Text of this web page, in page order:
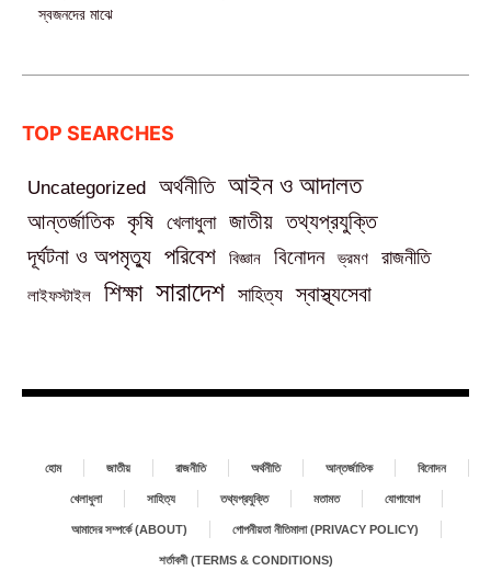
স্বজনদের মাঝে‎
TOP SEARCHES
Uncategorized অর্থনীতি আইন ও আদালত
আন্তর্জাতিক কৃষি খেলাধুলা জাতীয় তথ্যপ্রযুক্তি
দূর্ঘটনা ও অপমৃত্যু পরিবেশ বিজ্ঞান বিনোদন ভ্রমণ রাজনীতি
লাইফস্টাইল শিক্ষা সারাদেশ সাহিত্য স্বাস্থ্যসেবা
হোম জাতীয় রাজনীতি অর্থনীতি আন্তর্জাতিক বিনোদন
খেলাধুলা সাহিত্য তথ্যপ্রযুক্তি মতামত যোগাযোগ
আমাদের সম্পর্কে (ABOUT) গোপনীয়তা নীতিমালা (PRIVACY POLICY)
শর্তাবলী (TERMS & CONDITIONS)